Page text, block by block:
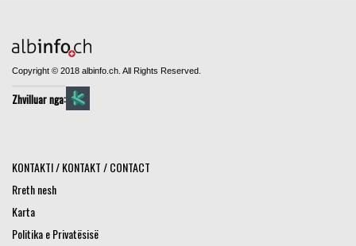
Copyright © 2018 albinfo.ch. All Rights Reserved.
Zhvilluar nga:
KONTAKTI / KONTAKT / CONTACT
Rreth nesh
Karta
Politika e Privatësisë